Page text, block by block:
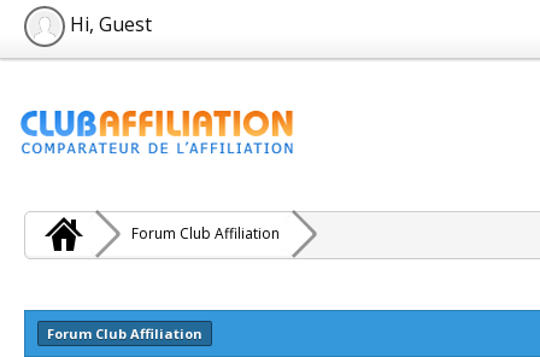
Hi, Guest
Forum Club Affiliation
Forum Club Affiliation